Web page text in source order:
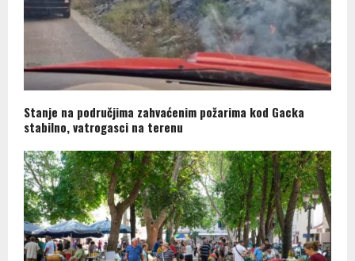
Stanje na područjima zahvaćenim požarima kod Gacka
stabilno, vatrogasci na terenu